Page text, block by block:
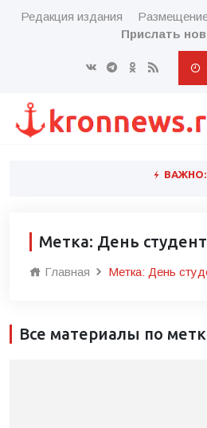
Редакция издания
Прислать
ВАЖНО:
Метка: День
Главная Метка: День
Все материалы по